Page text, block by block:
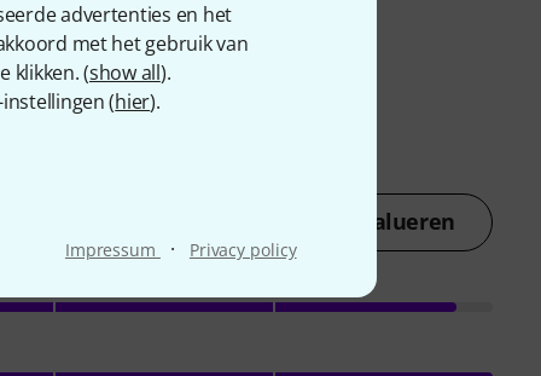
advertenties en het
met het gebruik van
klikken. (show all).
(hier).
Impressum · Privacy policy
Nu evalueren